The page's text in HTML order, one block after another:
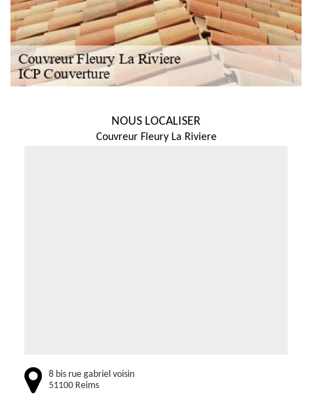
NOUS LOCALISER
Couvreur Fleury La Riviere
8 bis rue gabriel voisin
51100 Reims